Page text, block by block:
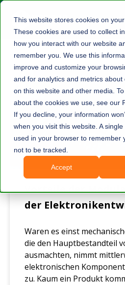
This website stores cookies on
These cookies are used to collect
how you interact with our website
remember you. We use this
improve and customize your
and for analytics and metrics about
on this website and other media.
about the cookies we use, see our
If you decline, your information
when you visit this website. A
used in your browser to remember
not to be tracked.
Accept
Vorteile der
der
Waren es einst
die den Hauptbestandteil
ausmachten, nimmt
elektronischen
zu. Kaum ein Produkt